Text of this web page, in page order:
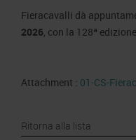
Fieracavalli dà
2026, con la 128ª
Attachment : 01-CS-
Ritorna alla lista